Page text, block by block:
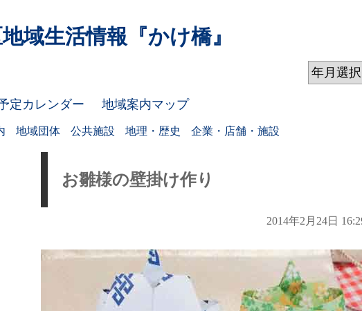
地域生活情報 『かけ橋』
定カレンダー 地域案内マップ
地域団体 公共施設 地理・歴史 企業・店舗・施設
お雛様の壁掛け作り
2014年2月24日